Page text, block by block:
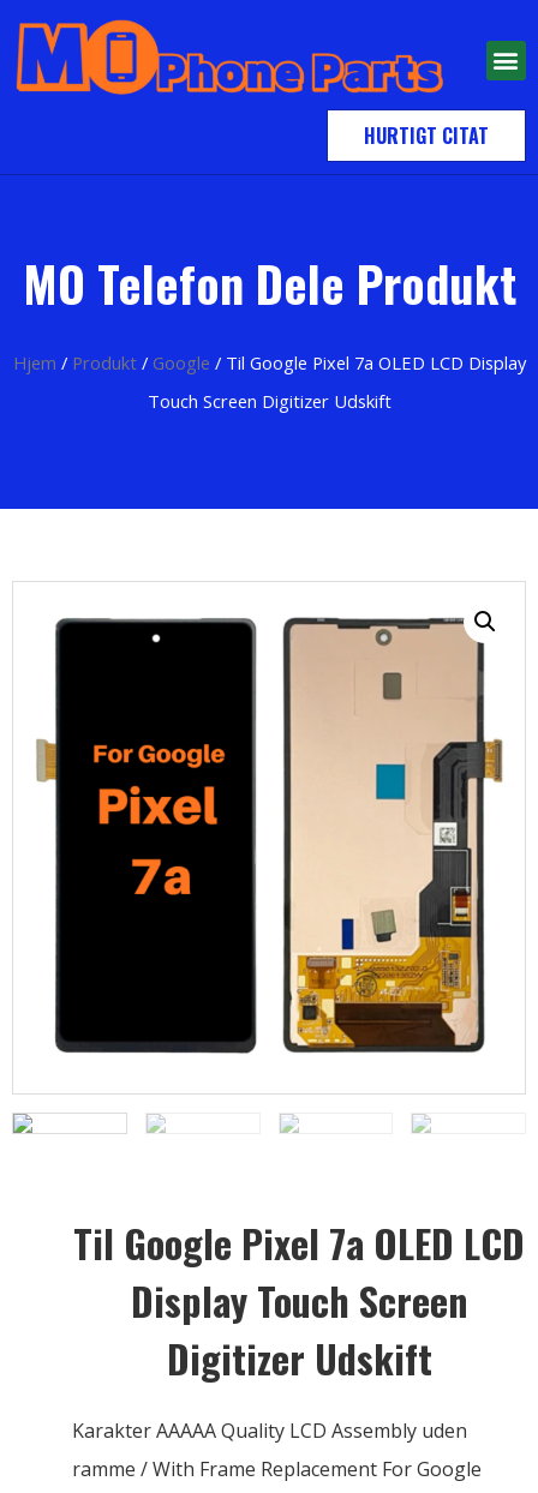
HURTIGT CITAT
MO Telefon Dele Produkt
Hjem / Produkt/ Google / Til Google Pixel 7a OLED LCD Display
Touch Screen Digitizer Udskift
Til Google Pixel 7a OLED LCD
Display Touch Screen
Digitizer Udskift
Karakter AAAAA Quality LCD Assembly uden
ramme /With Frame Replacement For Google